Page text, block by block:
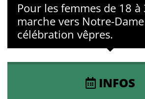
Pour les femmes de 18 à
marche vers Notre-
célébration vêpres.
INFOS